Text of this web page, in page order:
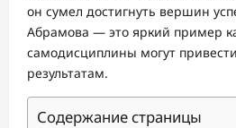
он сумел достигнуть вершин
Абрамова — это яркий пример
самодисциплины могут
результатам.
Содержание страницы